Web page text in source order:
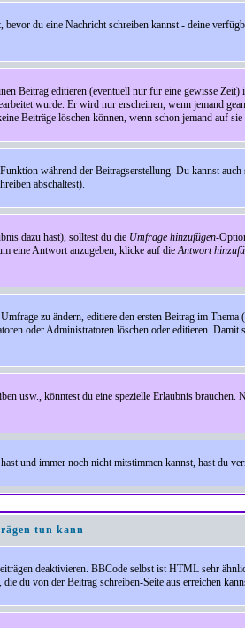
du eine Nachricht schreiben kannst - deine
Beitrag editieren (eventuell nur für eine gewisse Zeit)
wurde. Er wird nur erscheinen, wenn jemand
Beiträge löschen können, wenn schon jemand auf sie
während der Beitragserstellung. Du kannst
abschaltest).
dazu hast), solltest du die Umfrage hinzufügen-
eine Antwort anzugeben, klicke auf dieAntwort
zu ändern, editiere den ersten Beitrag im
oder Administratoren löschen oder editieren.
usw., könntest du eine spezielle Erlaubnis
und immer noch nicht mitstimmen kannst, hast du
tun kann
deaktivieren. BBCode selbst ist HTML sehr
du von der Beitrag schreiben-Seite aus erreichen